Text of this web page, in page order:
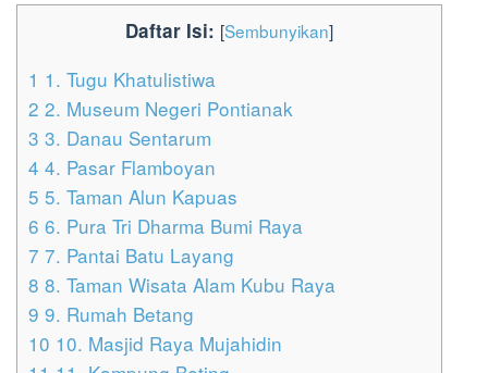
Daftar Isi: [Sembunyikan]
1 1. Tugu Khatulistiwa
2 2. Museum Negeri Pontianak
3 3. Danau Sentarum
4 4. Pasar Flamboyan
5 5. Taman Alun Kapuas
6 6. Pura Tri Dharma Bumi Raya
7 7. Pantai Batu Layang
8 8. Taman Wisata Alam Kubu Raya
9 9. Rumah Betang
10 10. Masjid Raya Mujahidin